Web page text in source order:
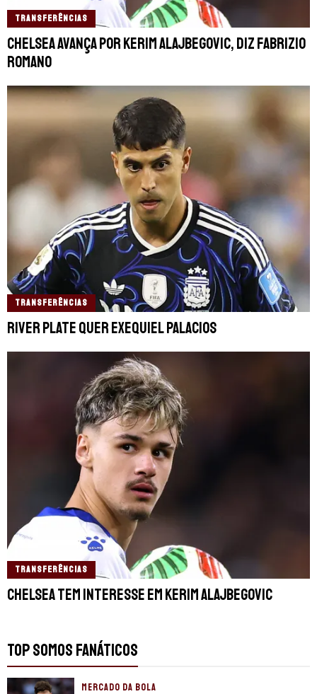
TRANSFERÊNCIAS
Chelsea avança por Kerim Alajbegovic, diz Fabrizio
Romano
TRANSFERÊNCIAS
River Plate quer Exequiel Palacios
TRANSFERÊNCIAS
Chelsea tem interesse em Kerim Alajbegovic
TOP SOMOS FANÁTICOS
MERCADO DA BOLA